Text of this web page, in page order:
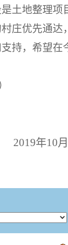
土地整理
庄优先通达
持，希望在
2019年10